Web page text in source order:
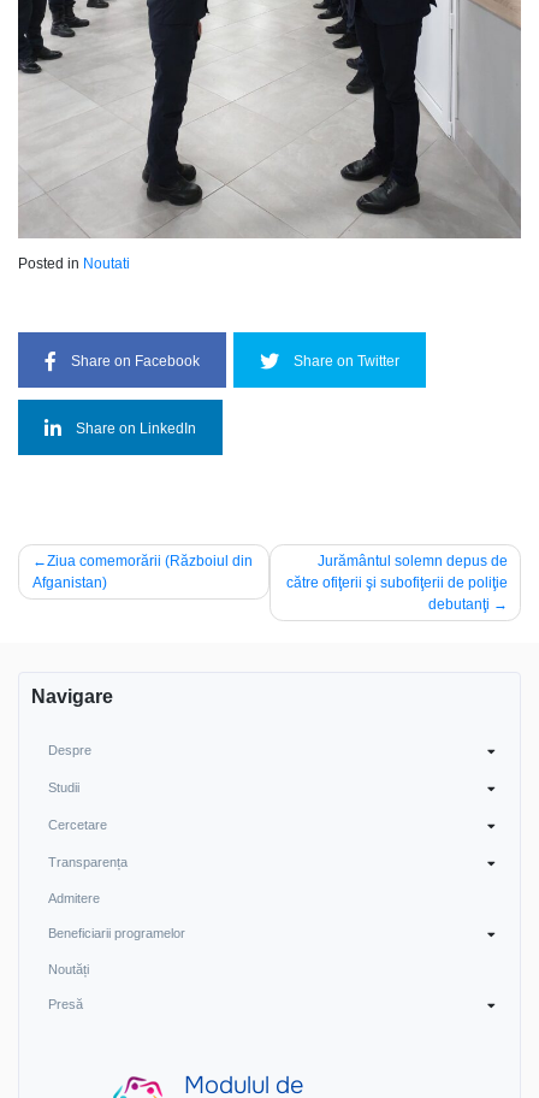
Posted in Noutati
Share on Facebook Share on Twitter
Share on LinkedIn
Post
navigation
Ziua comemorării (Războiul din
Afganistan)
Jurământul solemn depus de
către ofiţerii şi subofiţerii de poliţie
debutanţi
Navigare
Despre
Studii
Cercetare
Transparența
Admitere
Beneficiarii programelor
Noutăți
Presă